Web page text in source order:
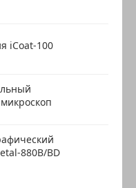
iCoat-100
880B/BD